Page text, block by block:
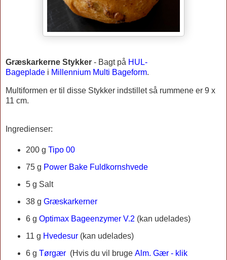
Græskarkerne Stykker - Bagt på HUL-
Bageplade i Millennium Multi Bageform.
Multiformen er til disse Stykker indstillet så rummene er 9 x
11 cm.
Ingredienser:
200 g Tipo 00
75 g Power Bake Fuldkornshvede
5 g Salt
38 g Græskarkerner
6 g Optimax Bageenzymer V.2 (kan udelades)
11 g Hvedesur (kan udelades)
6 g Tørgær (Hvis du vil bruge Alm. Gær - klik